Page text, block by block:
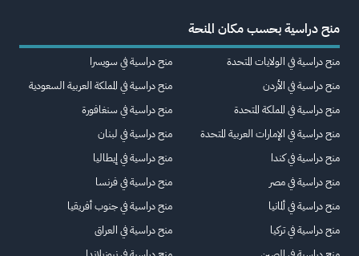
منح دراسية بحسب مكان المنحة
منح دراسية في الولايات المتحدة
منح دراسية في الأردن
منح دراسية في المملكة المتحدة
منح دراسية في الإمارات العربية المتحدة
منح دراسية في كندا
منح دراسية في مصر
منح دراسية في ألمانيا
منح دراسية في تركيا
منح دراسية في سويسرا
منح دراسية في المملكة العربية السعودية
منح دراسية في سنغافورة
منح دراسية في لبنان
منح دراسية في إيطاليا
منح دراسية في فرنسا
منح دراسية في جنوب أفريقيا
منح دراسية في العراق